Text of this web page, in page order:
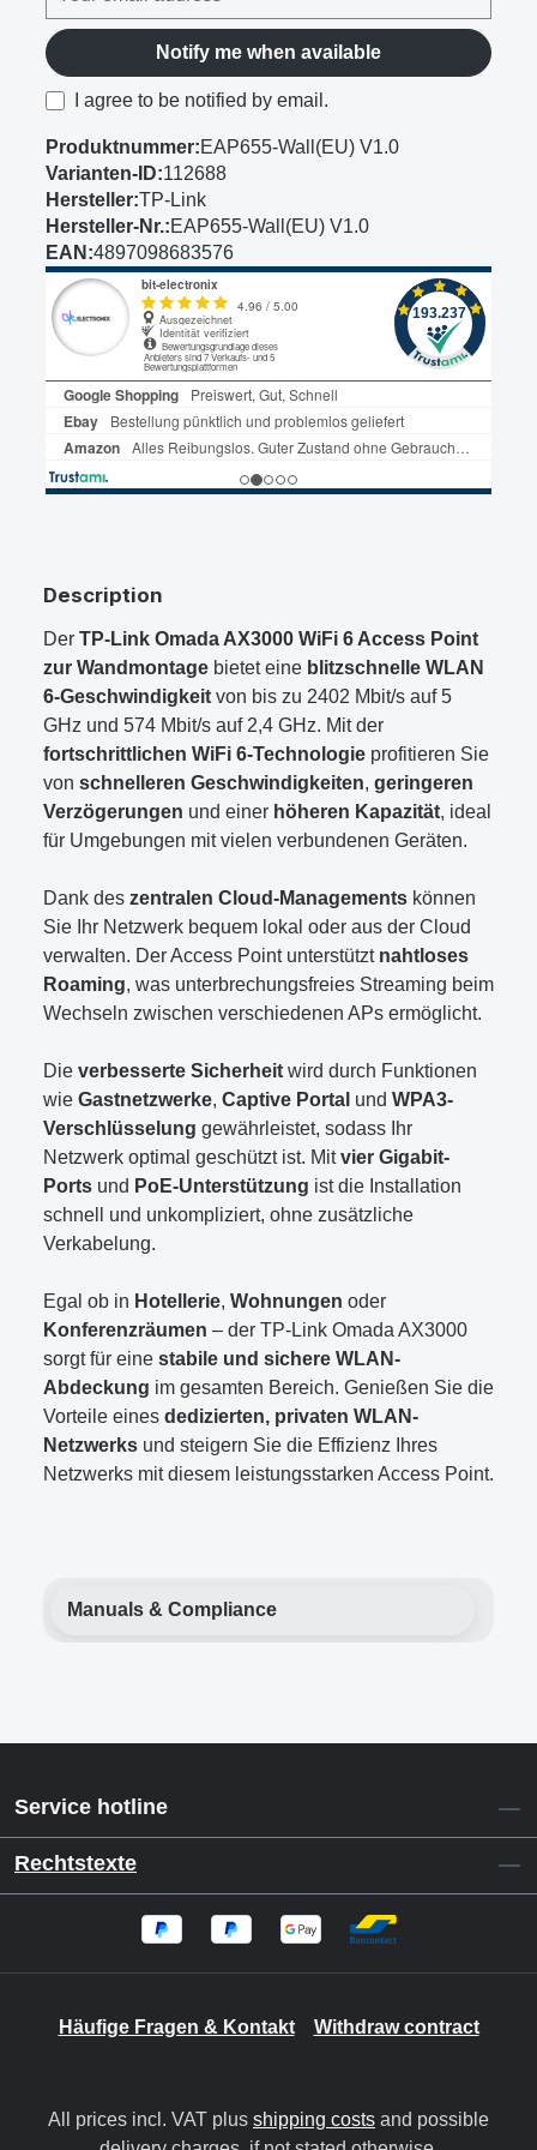
Notify me when available
I agree to be notified by email.
Produktnummer:EAP655-Wall(EU) V1.0
Varianten-ID:112688
Hersteller:TP-Link
Hersteller-Nr.:EAP655-Wall(EU) V1.0
EAN:4897098683576
Description
Der TP-Link Omada AX3000 WiFi 6 Access Point
zur Wandmontage bietet eine blitzschnelle WLAN
6-Geschwindigkeit von bis zu 2402 Mbit/s auf 5
GHz und 574 Mbit/s auf 2,4 GHz. Mit der
fortschrittlichen WiFi 6-Technologie profitieren Sie
von schnelleren Geschwindigkeiten, geringeren
Verzögerungen und einer höheren Kapazität, ideal
für Umgebungen mit vielen verbundenen Geräten.
Dank des zentralen Cloud-Managements können
Sie Ihr Netzwerk bequem lokal oder aus der Cloud
verwalten. Der Access Point unterstützt nahtloses
Roaming, was unterbrechungsfreies Streaming beim
Wechseln zwischen verschiedenen APs ermöglicht.
Die verbesserte Sicherheit wird durch Funktionen
wie Gastnetzwerke, Captive Portal und WPA3-
Verschlüsselung gewährleistet, sodass Ihr
Netzwerk optimal geschützt ist. Mitvier Gigabit-
Ports und PoE-Unterstützung ist die Installation
schnell und unkompliziert, ohne zusätzliche
Verkabelung.
Egal ob in Hotellerie, Wohnungen oder
Konferenzräumen – der TP-Link Omada AX3000
sorgt für eine stabile und sichere WLAN-
Abdeckung im gesamten Bereich. Genießen Sie die
Vorteile eines dedizierten, privaten WLAN-
Netzwerks und steigern Sie die Effizienz Ihres
Netzwerks mit diesem leistungsstarken Access Point.
Manuals & Compliance
Service hotline
Rechtstexte
Häufige Fragen & Kontakt Withdraw contract
All prices incl. VAT plus shipping costs and possible